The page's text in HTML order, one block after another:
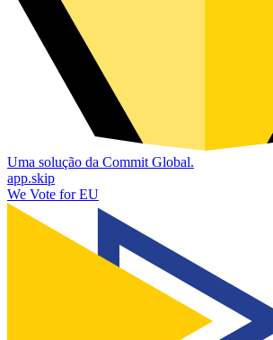
Uma solução da Commit Global.
app.skip
We Vote for EU